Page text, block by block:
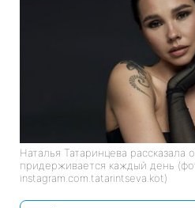
Наталья Татаринцева рассказала
придерживается каждый день
instagram.com.tatarintseva.kot)